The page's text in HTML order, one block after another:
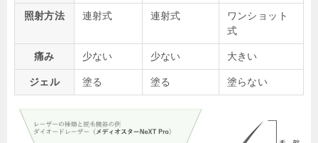
照射方法 連射式 連射式
ワンショット
式
痛み 少ない 少ない 大きい
ジェル 塗る 塗る 塗らない